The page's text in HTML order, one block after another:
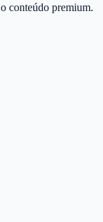
conteúdo premium.